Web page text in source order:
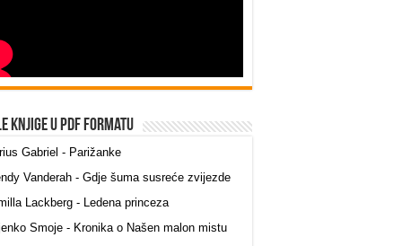
knjige u PDF formatu
Gabriel - Parižanke
Vanderah - Gdje šuma susreće zvijezde
Lackberg - Ledena princeza
Smoje - Kronika o Našen malon mistu